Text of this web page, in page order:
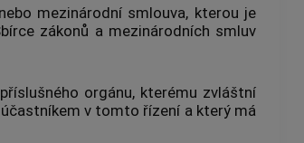
nebo mezinárodní smlouva, kterou je
zákonů a mezinárodních smluv
orgánu, kterému zvláštní
v tomto řízení a který má